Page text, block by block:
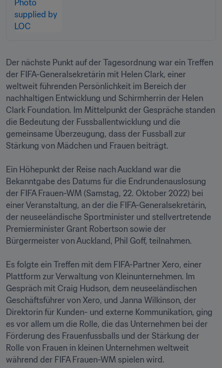
Der nächste Punkt auf der Tagesordnung war ein Treffen
der FIFA-Generalsekretärin mit Helen Clark, einer
weltweit führenden Persönlichkeit im Bereich der
nachhaltigen Entwicklung und Schirmherrin der Helen
Clark Foundation. Im Mittelpunkt der Gespräche standen
die Bedeutung der Fussballentwicklung und die
gemeinsame Überzeugung, dass der Fussball zur
Stärkung von Mädchen und Frauen beiträgt.
Ein Höhepunkt der Reise nach Auckland war die
Bekanntgabe des Datums für die Endrundenauslosung
der FIFA Frauen-WM (Samstag, 22. Oktober 2022) bei
einer Veranstaltung, an der die FIFA-Generalsekretärin,
der neuseeländische Sportminister und stellvertretende
Premierminister Grant Robertson sowie der
Bürgermeister von Auckland, Phil Goff, teilnahmen.
Es folgte ein Treffen mit dem FIFA-Partner Xero, einer
Plattform zur Verwaltung von Kleinunternehmen. Im
Gespräch mit Craig Hudson, dem neuseeländischen
Geschäftsführer von Xero, und Janna Wilkinson, der
Direktorin für Kunden- und externe Kommunikation, ging
es vor allem um die Rolle, die das Unternehmen bei der
Förderung des Frauenfussballs und der Stärkung der
Rolle von Frauen in kleinen Unternehmen weltweit
während der FIFA Frauen-WM spielen wird.